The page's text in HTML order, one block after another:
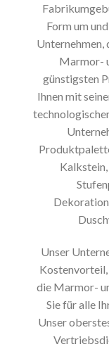
Form um
Unternehmen,
Marmor-
günstigsten
Ihnen mit
Unser
Kostenvorteil,
die Marmor-
Sie für alle
Unser